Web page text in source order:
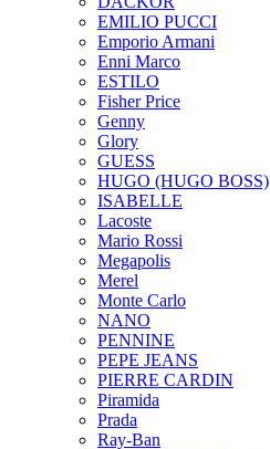
EMILIO PUCCI
Emporio Armani
Enni Marco
ESTILO
Fisher Price
Genny
Glory
GUESS
HUGO (HUGO BOSS)
ISABELLE
Lacoste
Mario Rossi
Megapolis
Merel
Monte Carlo
NANO
PENNINE
PEPE JEANS
PIERRE CARDIN
Piramida
Prada
Ray-Ban